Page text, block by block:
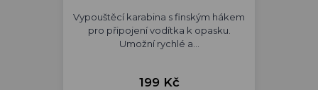
Vypouštěcí karabina s finským hákem
pro připojení vodítka k opasku.
Umožní rychlé a…
199 Kč